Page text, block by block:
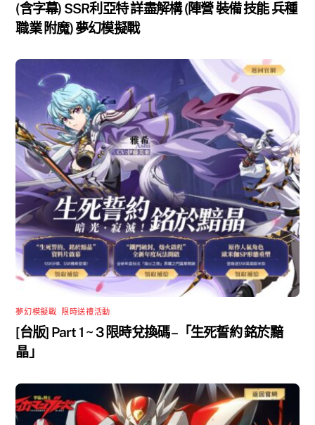
(含字幕) SSR利亞特 詳盡解構 (陣營 裝備 技能 兵種
職業 附魔) 夢幻模擬戰
夢幻模擬戰 限時送禮活動
[台版] Part 1 ~ 3 限時兌換碼 –「生死誓約 銘於黯
晶」